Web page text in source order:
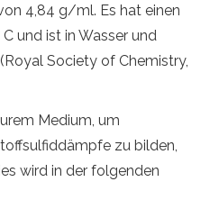
4,84 g/ml. Es hat einen
und ist in Wasser und
Society of Chemistry,
Medium, um
zu bilden,
wird in der folgenden